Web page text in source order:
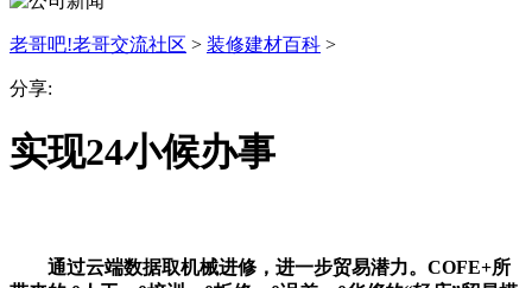
老哥吧!老哥交流社区 > 装修建材百科 >
分享:
实现24小候办事
通过云端数据取机械进修，进一步贸易潜力。COFE+所